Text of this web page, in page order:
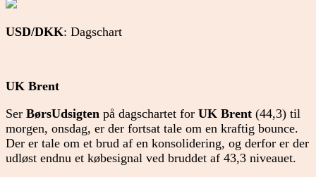
USD/DKK: Dagschart
UK Brent
Ser BørsUdsigten på dagschartet for UK Brent (44,3) til
morgen, onsdag, er der fortsat tale om en kraftig bounce.
Der er tale om et brud af en konsolidering, og derfor er der
udløst endnu et købesignal ved bruddet af 43,3 niveauet.